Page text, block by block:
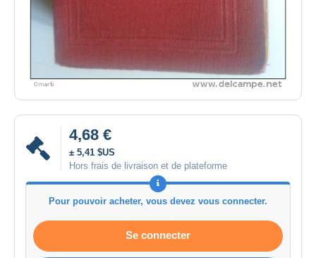
4,68 €
± 5,41 $US
Hors frais de livraison et de plateforme
Pour pouvoir acheter, vous devez vous connecter.
Se connecter